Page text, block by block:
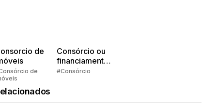
de
de
Consórcio ou
financiamento?
Quem pensa
#Consórcio